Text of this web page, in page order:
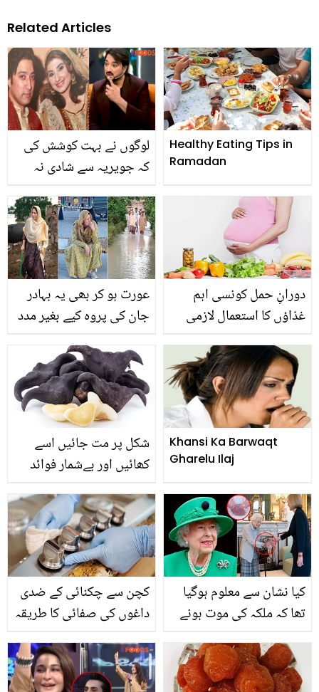
Related Articles
لوگوں نے بہت کوشش کی
کہ جویریہ سے شادی نہ
پہلی ملاقات کہاں ہوئی
تھی؟ نجی زندگی سے
متعلق دلچسپ باتیں
Healthy Eating Tips in
Ramadan
عورت ہو کر بھی یہ بہادر
جان کی پروہ کیے بغیر مدد
کی مس وزیر سیلاب میں
لوگوں کی جانیں بچاتی
رہیں، ویڈیو وائرل
دورانِ حمل کونسی اہم
غذاؤں کا استعمال لازمی
شکل پر مت جائیں اسے
کھائیں اور بےشمار فوائد
سوغات سنگھاڑے کے حیرت
انگیز فوائد
Khansi Ka Barwaqt
Gharelu Ilaj
کچن سے چکنائی کے ضدی
داغوں کی صفائی کا طریقہ
کیا نشان سے معلوم ہوگیا
تھا کہ ملکہ کی موت ہونے
ہاتھ پر نیلے رنگ کا نشان
کیوں آگیا تھا؟